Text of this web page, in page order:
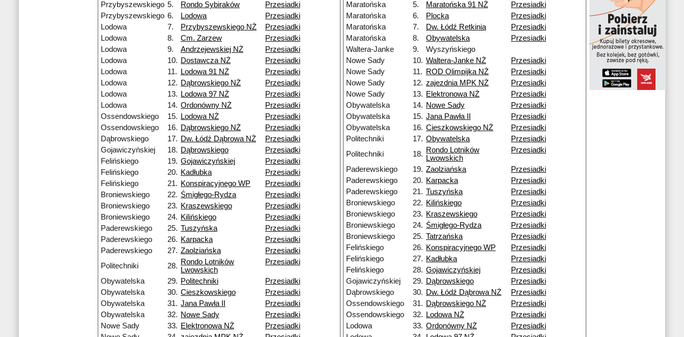
Przybyszewskiego 5. Rondo Sybiraków
Przesiadki
Przybyszewskiego 6. Lodowa
Przesiadki
Lodowa
7. Przybyszewskiego NŻ
Przesiadki
Lodowa
8. Cm. Zarzew
Przesiadki
Lodowa
9. Andrzejewskiej NŻ
Przesiadki
Lodowa
10. Dostawcza NŻ
Przesiadki
Lodowa
11. Lodowa 91 NŻ
Przesiadki
Lodowa
12. Dąbrowskiego NŻ
Przesiadki
Lodowa
13. Lodowa 97 NŻ
Przesiadki
Lodowa
14. Ordonówny NŻ
Przesiadki
Ossendowskiego
15. Lodowa NŻ
Przesiadki
Ossendowskiego
16. Dąbrowskiego NŻ
Przesiadki
Dąbrowskiego
17. Dw. Łódź Dąbrowa NŻ
Przesiadki
Gojawiczyńskiej
18. Dąbrowskiego
Przesiadki
Felińskiego
19. Gojawiczyńskiej
Przesiadki
Felińskiego
20. Kadłubka
Przesiadki
Felińskiego
21. Konspiracyjnego WP
Przesiadki
Broniewskiego
22. Śmigłego-Rydza
Przesiadki
Broniewskiego
23. Kraszewskiego
Przesiadki
Broniewskiego
24. Kilińskiego
Przesiadki
Paderewskiego
25. Tuszyńska
Przesiadki
Paderewskiego
26. Karpacka
Przesiadki
Paderewskiego
27. Zaolziańska
Przesiadki
Politechniki
28. Rondo Lotników
Lwowskich
Przesiadki
Obywatelska 29. Politechniki
Przesiadki
Obywatelska
30. Cieszkowskiego
Przesiadki
Obywatelska
31. Jana Pawła II
Przesiadki
Obywatelska
32. Nowe Sady
Przesiadki
Nowe Sady
33. Elektronowa NŻ
Przesiadki
Maratońska
5. Maratońska 91 NŻ
Przesiadki
Maratońska
6. Plocka
Przesiadki
Maratońska
7. Dw. Łódź Retkinia
Przesiadki
Maratońska
8. Obywatelska
Przesiadki
Waltera-Janke
9.
Wyszyńskiego
Nowe Sady
10. Waltera-Janke NŻ
Przesiadki
Nowe Sady
11. ROD Olimpijka NŻ
Przesiadki
Nowe Sady
12. zajezdnia MPK NŻ
Przesiadki
Nowe Sady
13. Elektronowa NŻ
Przesiadki
Obywatelska
14. Nowe Sady
Przesiadki
Obywatelska
15. Jana Pawła II
Przesiadki
Obywatelska
16. Cieszkowskiego NŻ
Przesiadki
Politechniki
17. Obywatelska
Przesiadki
Politechniki
18. Rondo Lotników
Lwowskich
Przesiadki
Paderewskiego 19. Zaolziańska
Przesiadki
Paderewskiego
20. Karpacka
Przesiadki
Paderewskiego
21. Tuszyńska
Przesiadki
Broniewskiego
22. Kilińskiego
Przesiadki
Broniewskiego
23. Kraszewskiego
Przesiadki
Broniewskiego
24. Śmigłego-Rydza
Przesiadki
Broniewskiego
25. Tatrzańska
Przesiadki
Felińskiego
26. Konspiracyjnego WP
Przesiadki
Felińskiego
27. Kadłubka
Przesiadki
Felińskiego
28. Gojawiczyńskiej
Przesiadki
Gojawiczyńskiej
29. Dąbrowskiego
Przesiadki
Dąbrowskiego
30. Dw. Łódź Dąbrowa NŻ
Przesiadki
Ossendowskiego
31. Dąbrowskiego NŻ
Przesiadki
Ossendowskiego
32. Lodowa NŻ
Przesiadki
Lodowa
33. Ordonówny NŻ
Przesiadki